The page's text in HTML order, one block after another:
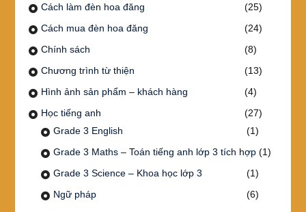
Cách làm đèn hoa đăng
(25)
Cách mua đèn hoa đăng
(24)
Chính sách
(8)
Chương trình từ thiện
(13)
Hình ảnh sản phẩm – khách hàng
(4)
Học tiếng anh
(27)
Grade 3 English
(1)
Grade 3 Maths – Toán tiếng anh lớp 3 tích hợp(1)
Grade 3 Science – Khoa học lớp 3
(1)
Ngữ pháp
(6)